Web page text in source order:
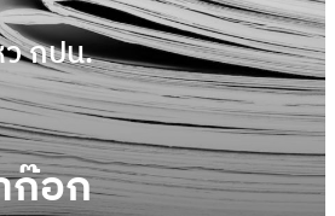
กปน.
ก๊อก